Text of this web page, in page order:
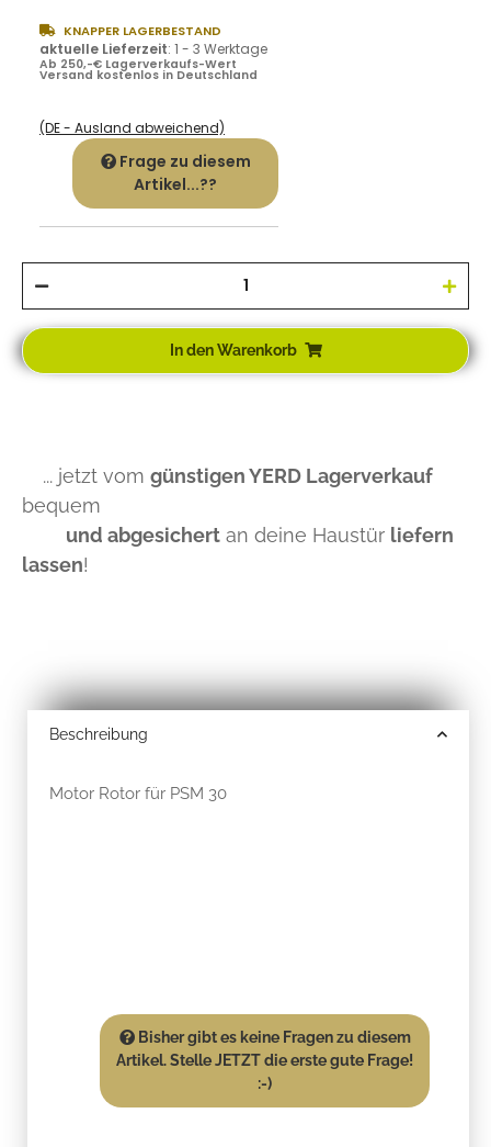
KNAPPER LAGERBESTAND
aktuelle Lieferzeit: 1 - 3 Werktage
Ab 250,-€ Lagerverkaufs-Wert
Versand kostenlos in Deutschland
(DE - Ausland abweichend)
Frage zu diesem
Artikel...??
In den Warenkorb
... jetzt vom günstigen YERD Lagerverkauf
bequem
und abgesichert an deine Haustür liefern
lassen!
Beschreibung
Motor Rotor für PSM 30
Bisher gibt es keine Fragen zu diesem
Artikel. Stelle JETZT die erste gute Frage!
:-)